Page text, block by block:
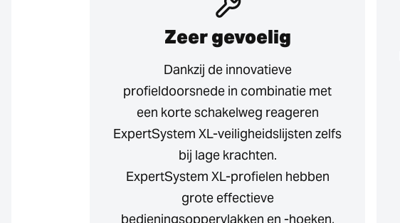
Zeer gevoelig
Dankzij de innovatieve
profieldoorsnede in combinatie met
een korte schakelweg reageren
ExpertSystem XL-veiligheidslijsten zelfs
bij lage krachten.
ExpertSystem XL-profielen hebben
grote effectieve
bedieningsoppervlakken en -hoeken,